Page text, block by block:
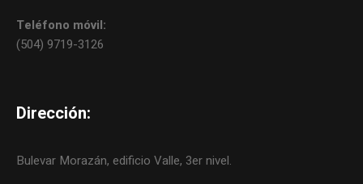
Teléfono móvil:
(504) 9719-3126
Dirección:
Bulevar Morazán, edificio Valle, 3er nivel.